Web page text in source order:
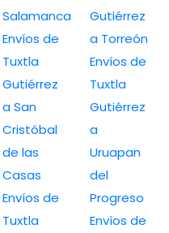
Salamanca
Envíos de
Tuxtla
Gutiérrez
a San
Cristóbal
de las
Casas
Envíos de
Tuxtla
Gutiérrez
a Torreón
Envíos de
Tuxtla
Gutiérrez
a
Uruapan
del
Progreso
Envíos de